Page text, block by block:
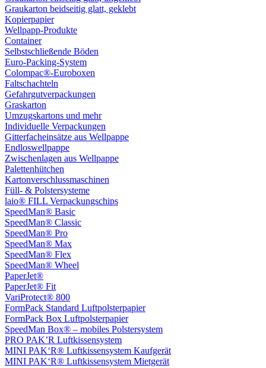
Graukarton beidseitig glatt, geklebt
Kopierpapier
Wellpapp-Produkte
Container
Selbstschließende Böden
Euro-Packing-System
Colompac®-Euroboxen
Faltschachteln
Gefahrgutverpackungen
Graskarton
Umzugskartons und mehr
Individuelle Verpackungen
Gitterfacheinsätze aus Wellpappe
Endloswellpappe
Zwischenlagen aus Wellpappe
Palettenhütchen
Kartonverschlussmaschinen
Füll- & Polstersysteme
laio® FILL Verpackungschips
SpeedMan® Basic
SpeedMan® Classic
SpeedMan® Pro
SpeedMan® Max
SpeedMan® Flex
SpeedMan® Wheel
PaperJet®
PaperJet® Fit
VariProtect® 800
FormPack Standard Luftpolsterpapier
FormPack Box Luftpolsterpapier
SpeedMan Box® – mobiles Polstersystem
PRO PAK’R Luftkissensystem
MINI PAK‘R® Luftkissensystem Kaufgerät
MINI PAK‘R® Luftkissensystem Mietgerät